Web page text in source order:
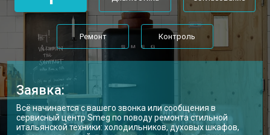
от 2550 ₽
Ремонт Контроль
Заявка:
Всё начинается с вашего звонка или сообщения в
сервисный центр Smeg по поводу ремонта стильной
итальянской техники: холодильников, духовых шкафов,